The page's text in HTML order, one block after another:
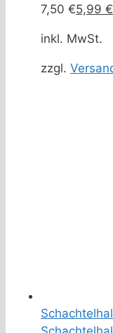
7,50 €5,99 €
inkl. MwSt.
zzgl.